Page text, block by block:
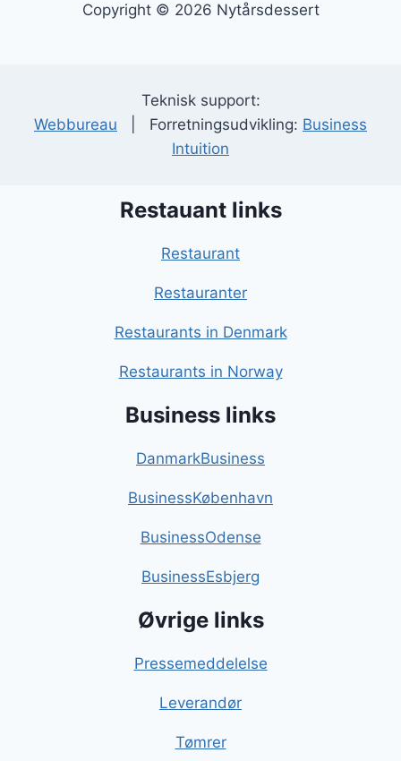
Copyright © 2026 Nytårsdessert
Teknisk support:
Webbureau | Forretningsudvikling: Business
Intuition
Restauant links
Restaurant
Restauranter
Restaurants in Denmark
Restaurants in Norway
Business links
DanmarkBusiness
BusinessKøbenhavn
BusinessOdense
BusinessEsbjerg
Øvrige links
Pressemeddelelse
Leverandør
Tømrer